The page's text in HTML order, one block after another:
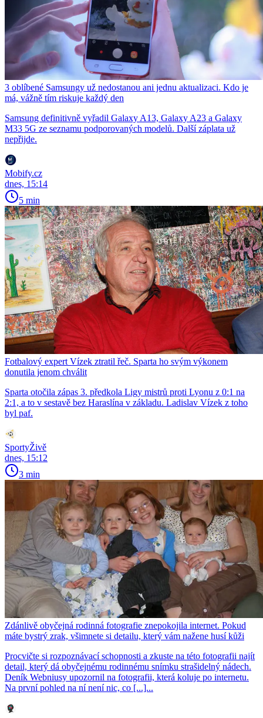
3 oblíbené Samsungy už nedostanou ani jednu aktualizaci. Kdo je
má, vážně tím riskuje každý den
Samsung definitivně vyřadil Galaxy A13, Galaxy A23 a Galaxy
M33 5G ze seznamu podporovaných modelů. Další záplata už
nepřijde.
Mobify.cz
dnes, 15:14
5 min
Fotbalový expert Vízek ztratil řeč. Sparta ho svým výkonem
donutila jenom chválit
Sparta otočila zápas 3. předkola Ligy mistrů proti Lyonu z 0:1 na
2:1, a to v sestavě bez Haraslína v základu. Ladislav Vízek z toho
byl paf.
SportyŽivě
dnes, 15:12
3 min
Zdánlivě obyčejná rodinná fotografie znepokojila internet. Pokud
máte bystrý zrak, všimnete si detailu, který vám nažene husí kůži
Procvičte si rozpoznávací schopnosti a zkuste na této fotografii najít
detail, který dá obyčejnému rodinnému snímku strašidelný nádech.
Deník Webniusy upozornil na fotografii, která koluje po internetu.
Na první pohled na ní není nic, co [...]...